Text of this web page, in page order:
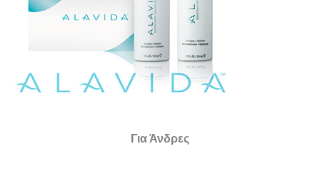
Για Άνδρες